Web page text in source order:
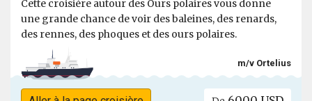
Cette croisière autour des Ours polaires vous donne
une grande chance de voir des baleines, des renards,
des rennes, des phoques et des ours polaires.
m/v Ortelius